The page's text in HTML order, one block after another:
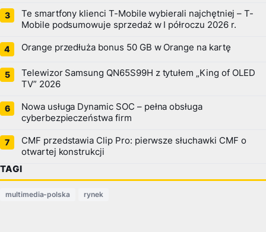
Te smartfony klienci T-Mobile wybierali najchętniej – T-
Mobile podsumowuje sprzedaż w I półroczu 2026 r.
Orange przedłuża bonus 50 GB w Orange na kartę
Telewizor Samsung QN65S99H z tytułem „King of OLED
TV” 2026
Nowa usługa Dynamic SOC – pełna obsługa
cyberbezpieczeństwa firm
CMF przedstawia Clip Pro: pierwsze słuchawki CMF o
otwartej konstrukcji
TAGI
multimedia-polska rynek